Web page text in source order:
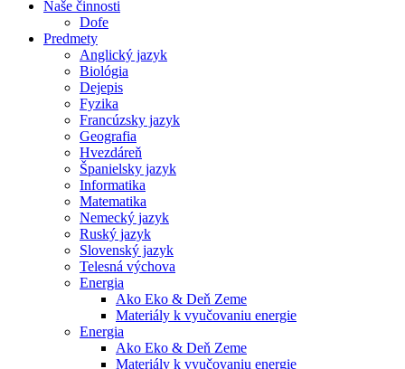
Naše činnosti
Dofe
Predmety
Anglický jazyk
Biológia
Dejepis
Fyzika
Francúzsky jazyk
Geografia
Hvezdáreň
Španielsky jazyk
Informatika
Matematika
Nemecký jazyk
Ruský jazyk
Slovenský jazyk
Telesná výchova
Energia
Ako Eko & Deň Zeme
Materiály k vyučovaniu energie
Energia
Ako Eko & Deň Zeme
Materiály k vyučovaniu energie